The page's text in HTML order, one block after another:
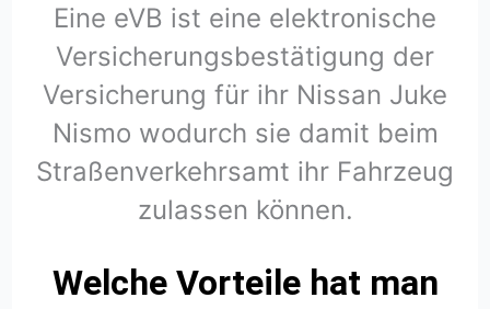
Eine eVB ist eine elektronische
Versicherungsbestätigung der
Versicherung für ihr Nissan Juke
Nismo wodurch sie damit beim
Straßenverkehrsamt ihr Fahrzeug
zulassen können.
Welche Vorteile hat man